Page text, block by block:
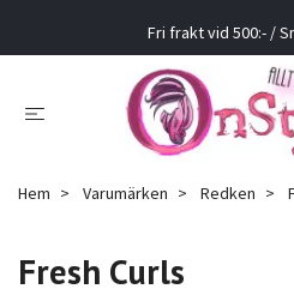
Fri frakt vid 500:- /
Hem Varumärken Redken
Fresh Curls